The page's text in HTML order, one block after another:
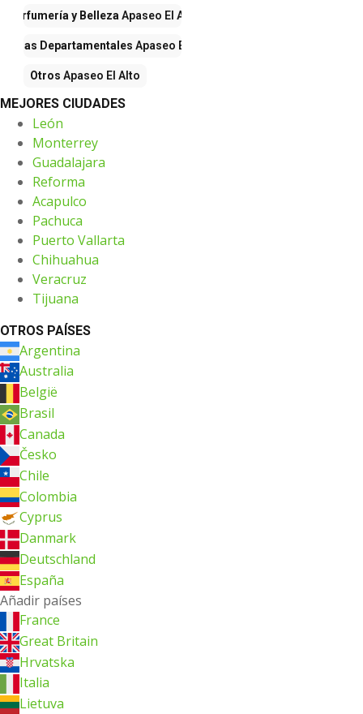
Perfumería y Belleza Apaseo El Alto
Departamentales Apaseo El Alto
Otros Apaseo El Alto
MEJORES CIUDADES
León
Monterrey
Guadalajara
Reforma
Acapulco
Pachuca
Puerto Vallarta
Chihuahua
Veracruz
Tijuana
OTROS PAÍSES
Argentina
Australia
België
Brasil
Canada
Česko
Chile
Colombia
Cyprus
Danmark
Deutschland
España
Añadir países
France
Great Britain
Hrvatska
Italia
Lietuva